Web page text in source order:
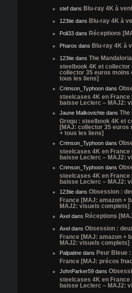
stef dans Blu-ray 4K à
123tie dans Blu-ray 4K à
Poli33 dans Réceptions
Pharos dans Blu-ray 4K à
123tie dans The
steelbook 4K et collector
collector 35 euros moins
tous les liens]
Crimson_Typhoon dans
steelcases 4K en France
baisse Leclerc – MAJ2:
Jaune Malkovichte dans The
Grogu : steelbook 4K et
[MAJ: collector 35 euros
+ tous les liens]
Crimson_Typhoon dans
steelcases 4K en France
baisse Leclerc – MAJ2:
Crimson_Typhoon dans
steelcases 4K en France
baisse Leclerc – MAJ2:
123tie dans Obsession :
France [MAJ: amazon +
MAJ2: visuels complets]
Axel dans Réceptions
Axel dans Obsession :
France [MAJ: amazon +
MAJ2: visuels complets]
Palpatine dans Peur Bleue
France [MAJ: précos
JohnParker59 dans
steelcases 4K en France
baisse Leclerc – MAJ2: